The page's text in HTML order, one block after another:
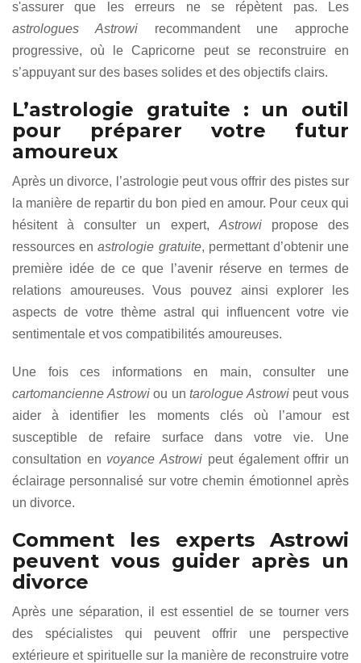
s'assurer que les erreurs ne se répètent pas. Les
astrologues Astrowirecommandent une approche
progressive, où le Capricorne peut se reconstruire en
s’appuyant sur des bases solides et des objectifs clairs.
L’astrologie gratuite : un outil
pour préparer votre futur
amoureux
Après un divorce, l’astrologie peut vous offrir des pistes sur
la manière de repartir du bon pied en amour. Pour ceux qui
hésitent à consulter un expert, Astrowipropose des
ressources enastrologie gratuite, permettant d’obtenir une
première idée de ce que l’avenir réserve en termes de
relations amoureuses. Vous pouvez ainsi explorer les
aspects de votre thème astral qui influencent votre vie
sentimentale et vos compatibilités amoureuses.
Une fois ces informations en main, consulter une
cartomancienne Astrowiou untarologue Astrowipeut vous
aider à identifier les moments clés où l’amour est
susceptible de refaire surface dans votre vie. Une
consultation en voyance Astrowi peut également offrir un
éclairage personnalisé sur votre chemin émotionnel après
un divorce.
Comment les experts Astrowi
peuvent vous guider après un
divorce
Après une séparation, il est essentiel de se tourner vers
des spécialistes qui peuvent offrir une perspective
extérieure et spirituelle sur la manière de reconstruire votre